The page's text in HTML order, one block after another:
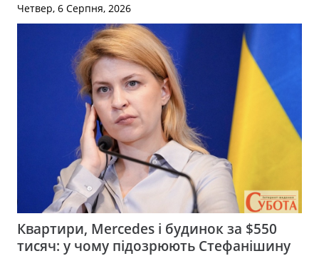
Четвер, 6 Серпня, 2026
Квартири, Mercedes і будинок за $550
тисяч: у чому підозрюють Стефанішину